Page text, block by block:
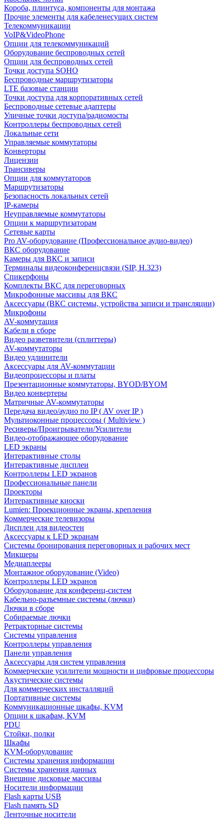
Короба, плинтуса, компоненты для монтажа
Прочие элементы для кабеленесущих систем
Телекоммуникации
VoIP&VideoPhone
Опции для телекоммуникаций
Оборудование беспроводных сетей
Опции для беспроводных сетей
Точки доступа SOHO
Беспроводные маршрутизаторы
LTE базовые станции
Точки доступа для корпоративных сетей
Беспроводные сетевые адаптеры
Уличные точки доступа/радиомосты
Контроллеры беспроводных сетей
Локальные сети
Управляемые коммутаторы
Конверторы
Лицензии
Трансиверы
Опции для коммутаторов
Маршрутизаторы
Безопасность локальных сетей
IP-камеры
Неуправляемые коммутаторы
Опции к маршрутизаторам
Сетевые карты
Pro AV-оборудование (Профессиональное аудио-видео)
ВКС оборудование
Камеры для ВКС и записи
Терминалы видеоконференцсвязи (SIP, H.323)
Спикерфоны
Комплекты ВКС для переговорных
Микрофонные массивы для ВКС
Аксессуары (ВКС системы, устройства записи и трансляции)
Микрофоны
AV-коммутация
Кабели в сборе
Видео разветвители (сплиттеры)
AV-коммутаторы
Видео удлинители
Аксессуары для AV-коммутации
Видеопроцессоры и платы
Презентационные коммутаторы, BYOD/BYOM
Видео конвертеры
Матричные AV-коммутаторы
Передача видео/аудио по IP ( AV over IP )
Мультиоконные процессоры ( Multiview )
Ресиверы/Проигрыватели/Усилители
Видео-отображающее оборудование
LED экраны
Интерактивные столы
Интерактивные дисплеи
Контроллеры LED экранов
Профессиональные панели
Проекторы
Интерактивные киоски
Lumien: Проекционные экраны, крепления
Коммерческие телевизоры
Дисплеи для видеостен
Аксессуары к LED экранам
Системы бронирования переговорных и рабочих мест
Микшеры
Медиаплееры
Монтажное оборудование (Video)
Контроллеры LED экранов
Оборудование для конференц-систем
Кабельно-разъемные системы (лючки)
Лючки в сборе
Собираемые лючки
Ретракторные системы
Системы управления
Контроллеры управления
Панели управления
Аксессуары для систем управления
Коммерческие усилители мощности и цифровые процессоры
Акустические системы
Для коммерческих инсталляций
Портативные системы
Коммуникационные шкафы, KVM
Опции к шкафам, KVM
PDU
Стойки, полки
Шкафы
KVM-оборудование
Системы хранения информации
Системы хранения данных
Внешние дисковые массивы
Носители информации
Flash карты USB
Flash память SD
Ленточные носители